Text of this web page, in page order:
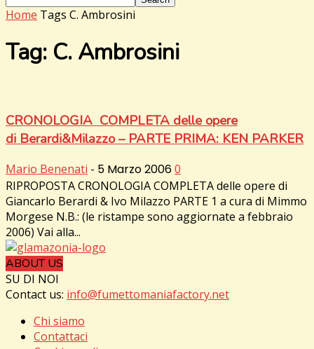
Home Tags C. Ambrosini
Tag: C. Ambrosini
CRONOLOGIA COMPLETA delle opere
di Berardi&Milazzo – PARTE PRIMA: KEN PARKER
Mario Benenati - 5 Marzo 20060
RIPROPOSTA CRONOLOGIA COMPLETA delle opere di
Giancarlo Berardi & Ivo Milazzo PARTE 1 a cura di Mimmo
Morgese N.B.: (le ristampe sono aggiornate a febbraio
2006) Vai alla...
ABOUT US
SU DI NOI
Contact us: info@fumettomaniafactory.net
Chi siamo
Contattaci